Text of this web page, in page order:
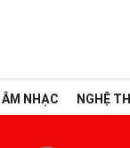
ÂM NHẠC NGHỆ